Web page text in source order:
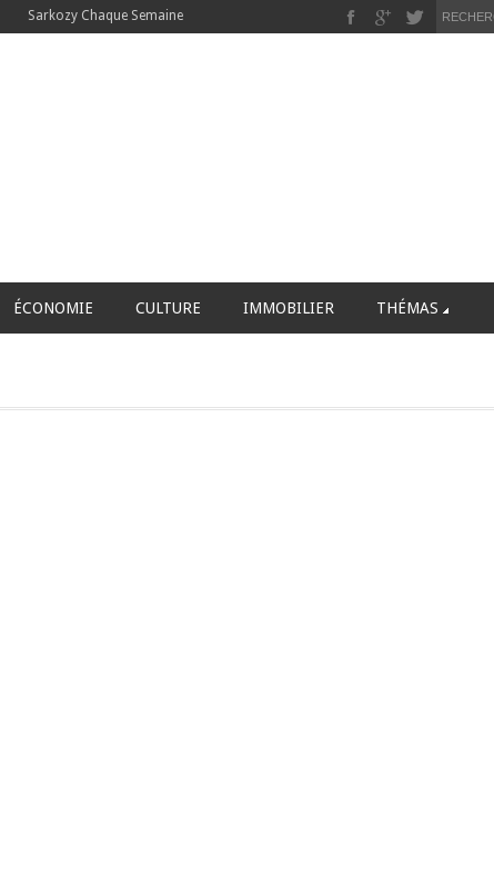
Sarkozy Chaque Semaine
ÉCONOMIE CULTURE IMMOBILIER THÉMAS